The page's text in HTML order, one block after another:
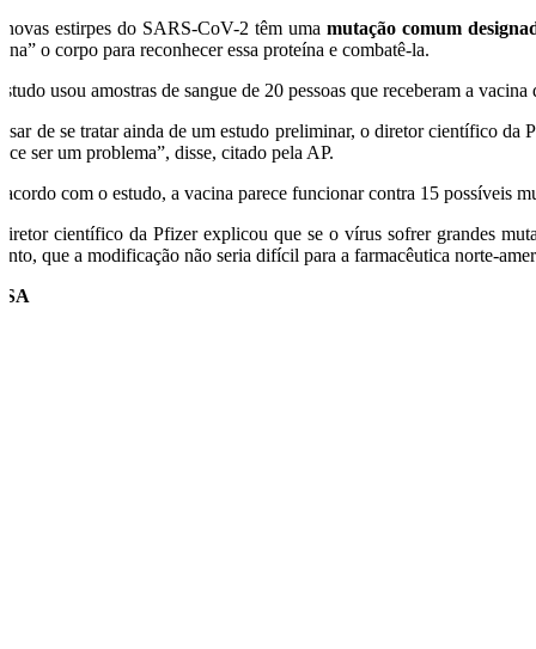
novas estirpes do SARS-CoV-2 têm umamutação comum
o corpo para reconhecer essa proteína e combatê-la.
usou amostras de sangue de 20 pessoas que receberam a
de se tratar ainda de um estudo preliminar, o diretor científico da
ser um problema”, disse, citado pela AP.
acordo com o estudo, a vacina parece funcionar contra 15 possíveis
científico da Pfizer explicou que se o vírus sofrer grandes
que a modificação não seria difícil para a farmacêutica norte-